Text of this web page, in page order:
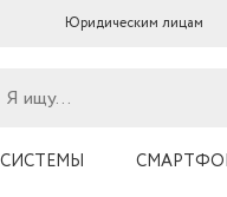
Юридическим лицам